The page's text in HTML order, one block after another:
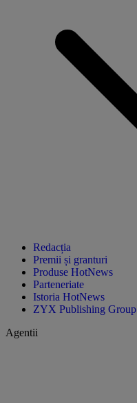
Redacția
Premii și granturi
Produse HotNews
Parteneriate
Istoria HotNews
ZYX Publishing Group
Agentii